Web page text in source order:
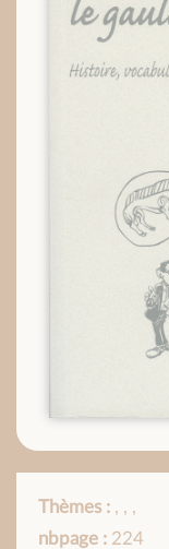
Thèmes : , , ,
nbpage : 224